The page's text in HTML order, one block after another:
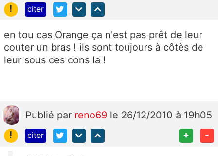
!
citer
en tou cas Orange ça n'est pas prêt de leur
couter un bras ! ils sont toujours à côtès de
leur sous ces cons la !
Publié par reno69 le 26/12/2010 à 19h05
!
citer + -